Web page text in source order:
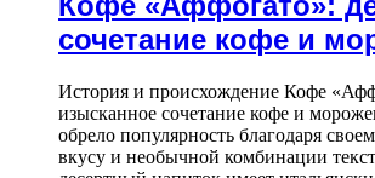
сочетание кофе и
История и происхождение Кофе
изысканное сочетание кофе и
обрело популярность благодаря
вкусу и необычной комбинации